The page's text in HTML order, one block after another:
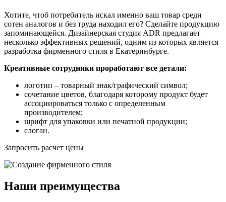
Хотите, чтоб потребитель искал именно ваш товар среди
сотен аналогов и без труда находил его? Сделайте продукцию
запоминающейся. Дизайнерская студия ADR предлагает
несколько эффективных решений, одним из которых является
разработка фирменного стиля в Екатеринбурге.
Креативные сотрудники проработают все детали:
логотип – товарный знак/графический символ;
сочетание цветов, благодаря которому продукт будет
ассоциироваться только с определенным
производителем;
шрифт для упаковки или печатной продукции;
слоган.
Запросить расчет цены
Наши преимущества